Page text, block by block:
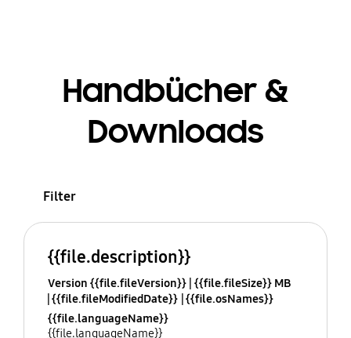
Handbücher &
Downloads
Filter
{{file.description}}
Version {{file.fileVersion}} {{file.fileSize}} MB
{{file.fileModifiedDate}} {{file.osNames}}
{{file.languageName}}
{{file.languageName}}